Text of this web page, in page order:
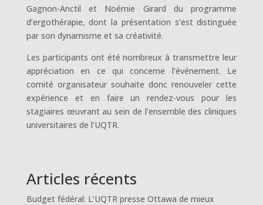
Gagnon-Anctil et Noémie Girard du programme
d’ergothérapie, dont la présentation s’est distinguée
par son dynamisme et sa créativité.
Les participants ont été nombreux à transmettre leur
appréciation en ce qui concerne l’événement. Le
comité organisateur souhaite donc renouveler cette
expérience et en faire un rendez-vous pour les
stagiaires œuvrant au sein de l’ensemble des cliniques
universitaires de l’UQTR.
Articles récents
Budget fédéral: L’UQTR presse Ottawa de mieux